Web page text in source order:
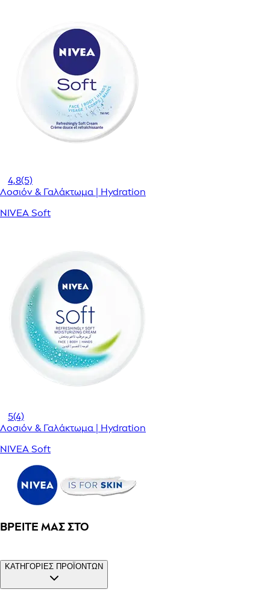
4,8(5)
Λοσιόν & Γαλάκτωμα | Hydration
NIVEA Soft
5(4)
Λοσιόν & Γαλάκτωμα | Hydration
NIVEA Soft
ΒΡΕΊΤΕ ΜΑΣ ΣΤΟ
ΚΑΤΗΓΟΡΙΕΣ ΠΡΟΪΟΝΤΩΝ